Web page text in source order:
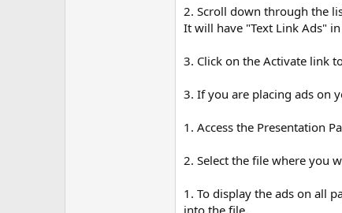
2. Scroll down through the
It will have "Text Link Ads"
3. Click on the Activate link
3. If you are placing ads on
1. Access the Presentation
2. Select the file where you
1. To display the ads on all
into the file.